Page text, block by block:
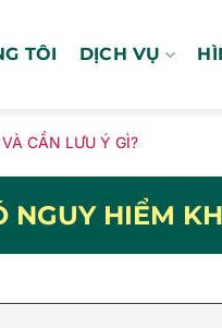
TÔI DỊCH VỤ
CẦN LƯU Ý GÌ?
NGUY HIỂM